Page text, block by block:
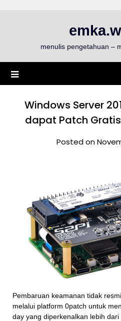
menulis pengetahuan –
Windows Server
dapat Patch
Posted on
Pembaruan keamanan tidak
melalui platform 0patch untuk
day yang diperkenalkan lebih